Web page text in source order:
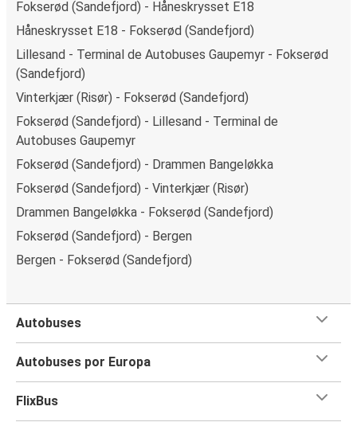
Fokserød (Sandefjord) - Håneskrysset E18
Håneskrysset E18 - Fokserød (Sandefjord)
Lillesand - Terminal de Autobuses Gaupemyr - Fokserød
(Sandefjord)
Vinterkjær (Risør) - Fokserød (Sandefjord)
Fokserød (Sandefjord) - Lillesand - Terminal de
Autobuses Gaupemyr
Fokserød (Sandefjord) - Drammen Bangeløkka
Fokserød (Sandefjord) - Vinterkjær (Risør)
Drammen Bangeløkka - Fokserød (Sandefjord)
Fokserød (Sandefjord) - Bergen
Bergen - Fokserød (Sandefjord)
Autobuses
Autobuses por Europa
FlixBus